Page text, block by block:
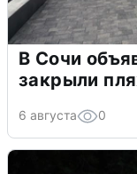
В Сочи
закрыли
6 августа 0